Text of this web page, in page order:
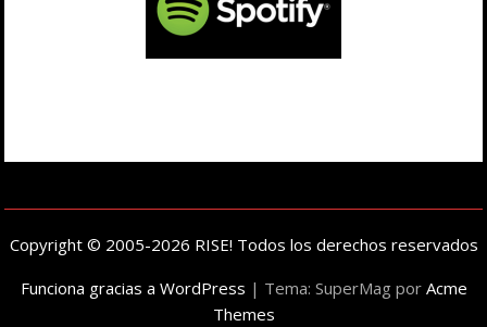
Copyright © 2005-2026 RISE! Todos los derechos reservados
Funciona gracias a WordPress | Tema: SuperMag por Acme
Themes